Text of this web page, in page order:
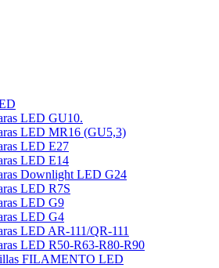
LED GU10.
LED MR16 (GU5,3)
LED E27
LED E14
Downlight LED G24
LED R7S
LED G9
LED G4
LED AR-111/QR-111
LED R50-R63-R80-R90
FILAMENTO LED